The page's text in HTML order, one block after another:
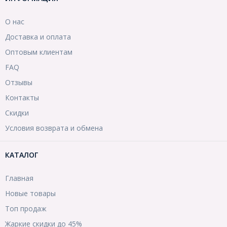
О нас
Доставка и оплата
Оптовым клиентам
FAQ
Отзывы
Контакты
Скидки
Условия возврата и обмена
КАТАЛОГ
Главная
Новые товары
Топ продаж
Жаркие скидки до 45%